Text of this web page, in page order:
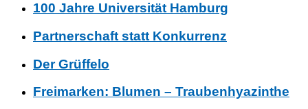
100 Jahre Universität Hamburg
Partnerschaft statt Konkurrenz
Der Grüffelo
Freimarken: Blumen – Traubenhyazinthe